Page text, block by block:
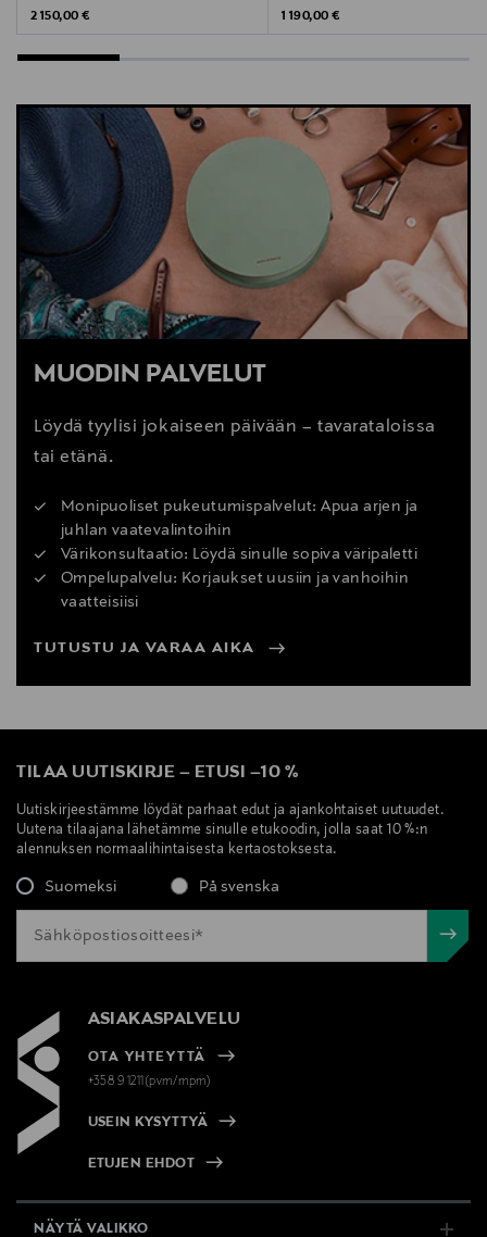
Original Price
2 150,00 €
Original Price
1 190,00 €
MUODIN PALVELUT
Löydä tyylisi jokaiseen päivään – tavarataloissa
tai etänä.
Monipuoliset pukeutumispalvelut: Apua arjen ja
juhlan vaatevalintoihin
Värikonsultaatio: Löydä sinulle sopiva väripaletti
Ompelupalvelu: Korjaukset uusiin ja vanhoihin
vaatteisiisi
TUTUSTU JA VARAA AIKA
TILAA UUTISKIRJE – ETUSI –10 %
Uutiskirjeestämme löydät parhaat edut ja ajankohtaiset uutuudet.
Uutena tilaajana lähetämme sinulle etukoodin, jolla saat 10 %:n
alennuksen normaalihintaisesta kertaostoksesta.
Suomeksi På svenska
ASIAKASPALVELU
OTA YHTEYTTÄ
+358 9 1211(pvm/mpm)
USEIN KYSYTTYÄ
ETUJEN EHDOT
NÄYTÄ VALIKKO